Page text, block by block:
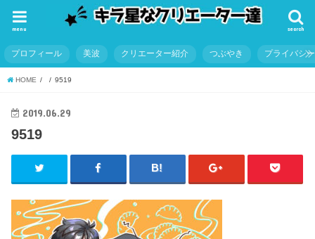
search
menu
プロフィール 美波 クリエーター紹介 つぶやき プライバシ
HOME 9519
2019.06.29
9519